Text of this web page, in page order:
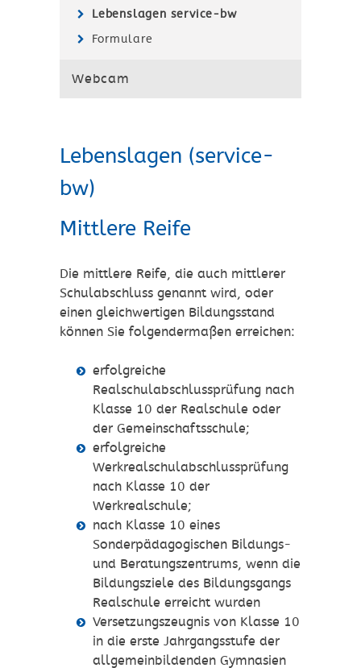
Lebenslagen service-bw
Formulare
Webcam
Lebenslagen (service-
bw)
Mittlere Reife
Die mittlere Reife, die auch mittlerer
Schulabschluss genannt wird, oder
einen gleichwertigen Bildungsstand
können Sie folgendermaßen erreichen:
erfolgreiche
Realschulabschlussprüfung nach
Klasse 10 der Realschule oder
der Gemeinschaftsschule;
erfolgreiche
Werkrealschulabschlussprüfung
nach Klasse 10 der
Werkrealschule;
nach Klasse 10 eines
Sonderpädagogischen Bildungs-
und Beratungszentrums, wenn die
Bildungsziele des Bildungsgangs
Realschule erreicht wurden
Versetzungszeugnis von Klasse 10
in die erste Jahrgangsstufe der
allgemeinbildenden Gymnasien